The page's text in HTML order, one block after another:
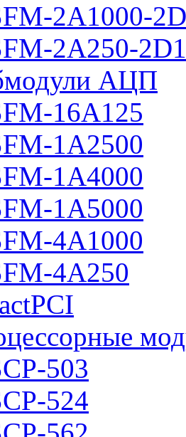
2A1000-
2A250-
АЦП
16A125
1A2500
1A4000
1A5000
4A1000
4A250
503
524